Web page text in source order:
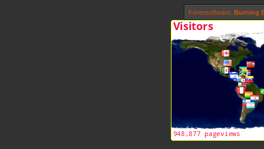
Forensoftware: Burning